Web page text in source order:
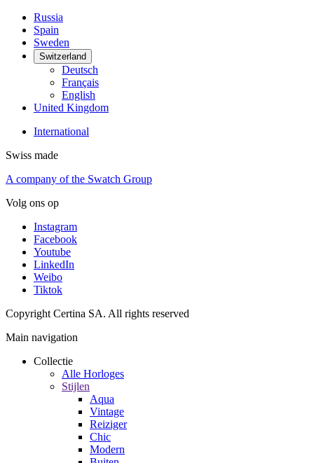
Russia
Spain
Sweden
Switzerland
Deutsch
Français
English
United Kingdom
International
Swiss made
A company of the Swatch Group
Volg ons op
Instagram
Facebook
Youtube
LinkedIn
Weibo
Tiktok
Copyright Certina SA. All rights reserved
Main navigation
Collectie
Alle Horloges
Stijlen
Aqua
Vintage
Reiziger
Chic
Modern